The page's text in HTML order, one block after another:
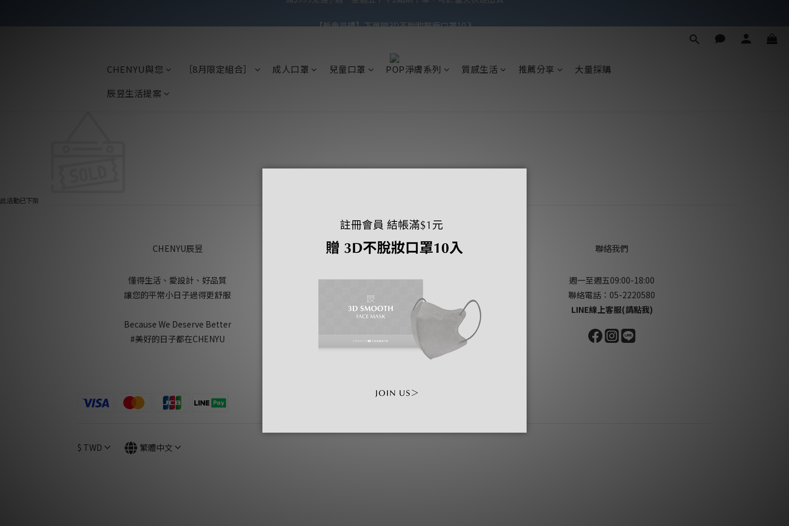
【新會員禮】下單贈3D不脫妝醫療口罩10入
CHENYU與您 ［8月限定組合］ 成人口罩 兒童口罩 POP淨膚系列 質感生活 推薦分享
大量採購
辰昱生活提案
此活動已下架
CHENYU辰昱
懂得生活、愛設計、好品質
讓您的平常小日子過得更舒服
Because We Deserve Better
#美好的日子都在CHENYU
顧客服務
常見問題
購物需知
點數兌換
聯絡我們
週一至週五09:00-18:00
聯絡電話：05-2220580
LINE線上客服(請點我)
$ TWD 繁體中文